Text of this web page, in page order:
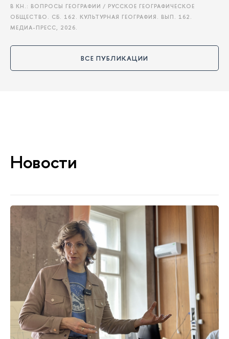
В КН.: ВОПРОСЫ ГЕОГРАФИИ / РУССКОЕ ГЕОГРАФИЧЕСКОЕ
ОБЩЕСТВО. СБ. 162. КУЛЬТУРНАЯ ГЕОГРАФИЯ. ВЫП. 162.
МЕДИА-ПРЕСС, 2026.
ВСЕ ПУБЛИКАЦИИ
Новости